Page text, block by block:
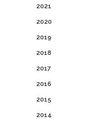
2021
2020
2019
2018
2017
2016
2015
2014